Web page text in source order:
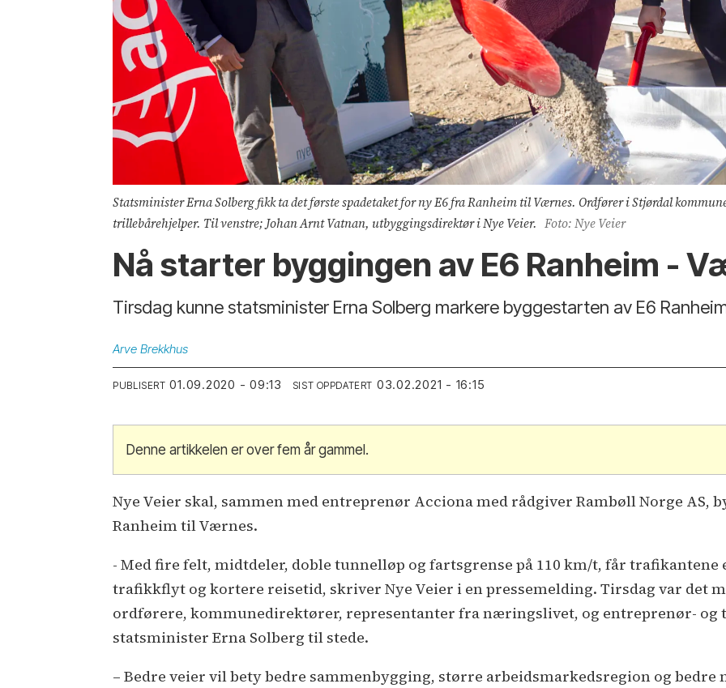
Statsminister Erna Solberg fikk ta det første spadetaket for ny E6 fra Ranheim til Værnes. Ordfører i Stjørdal
trillebårehjelper. Til venstre; Johan Arnt Vatnan, utbyggingsdirektør i Nye Veier. Foto: Nye Veier
Nå starter byggingen av E6 Ranheim -
Tirsdag kunne statsminister Erna Solberg markere byggestarten av E6
Arve Brekkhus
PUBLISERT 01.09.2020 - 09:13 SIST OPPDATERT 03.02.2021 - 16:15
Denne artikkelen er over fem år gammel.
Nye Veier skal, sammen med entreprenør Acciona med rådgiver Rambøll Norge AS,
Ranheim til Værnes.
- Med fire felt, midtdeler, doble tunnelløp og fartsgrense på 110 km/t, får
trafikkflyt og kortere reisetid, skriver Nye Veier i en pressemelding. Tirsdag var det
ordførere, kommunedirektører, representanter fra næringslivet, og entreprenør- og
statsminister Erna Solberg til stede.
– Bedre veier vil bety bedre sammenbygging, større arbeidsmarkedsregion og